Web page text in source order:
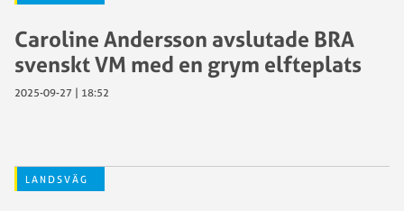
Caroline Andersson avslutade BRA
svenskt VM med en grym elfteplats
2025-09-27 | 18:52
LANDSVÄG